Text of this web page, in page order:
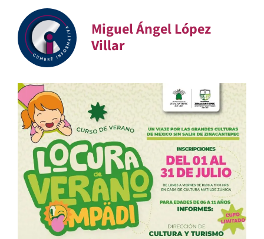
Miguel Ángel López
Villar